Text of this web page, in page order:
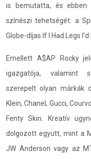
is bemutatta, és
színészi tehetségét: a
Globe-díjas If I Had Legs
Emellett A$AP Rocky
igazgatója, valamint
szerepelt olyan márkák
Klein, Chanel, Gucci,
Fenty Skin. Kreatív
dolgozott együtt, mint a
JW Anderson vagy az